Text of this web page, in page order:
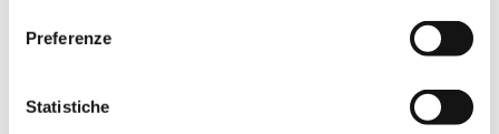
Preferenze
Statistiche